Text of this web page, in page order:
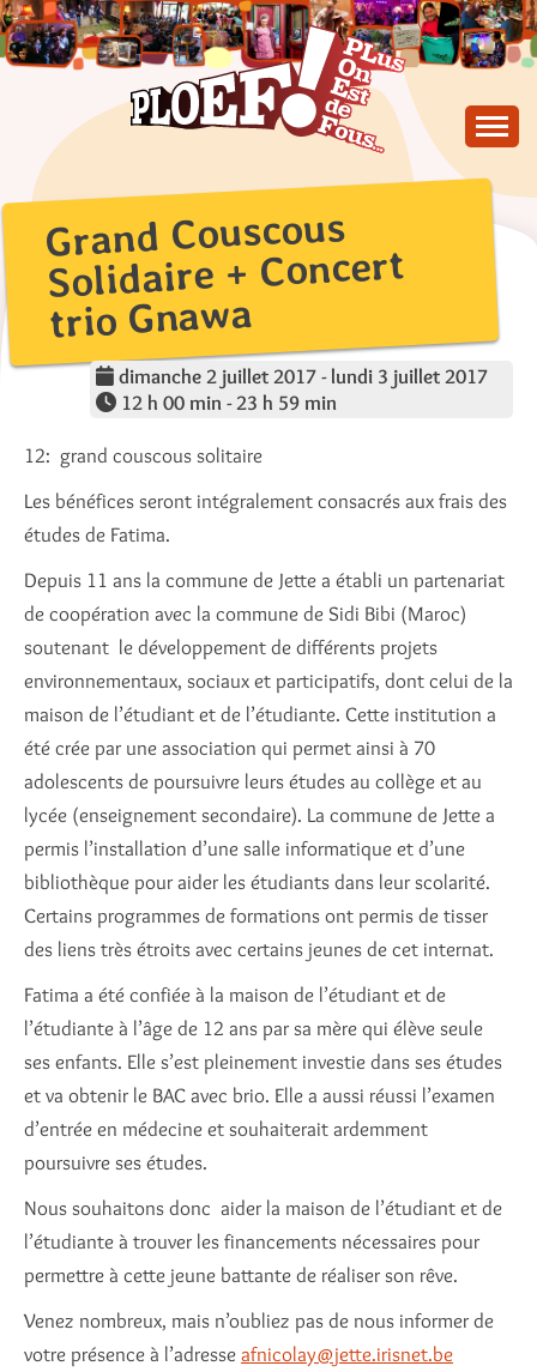
Skip
to
content
PLOEF!
Grand Couscous
Solidaire + Concert
trio Gnawa
dimanche 2 juillet 2017 - lundi 3 juillet 2017
12 h 00 min - 23 h 59 min
12: grand couscous solitaire
Les bénéfices seront intégralement consacrés aux frais des
études de Fatima.
Depuis 11 ans la commune de Jette a établi un partenariat
de coopération avec la commune de Sidi Bibi (Maroc)
soutenant le développement de différents projets
environnementaux, sociaux et participatifs, dont celui de la
maison de l’étudiant et de l’étudiante. Cette institution a
été crée par une association qui permet ainsi à 70
adolescents de poursuivre leurs études au collège et au
lycée (enseignement secondaire). La commune de Jette a
permis l’installation d’une salle informatique et d’une
bibliothèque pour aider les étudiants dans leur scolarité.
Certains programmes de formations ont permis de tisser
des liens très étroits avec certains jeunes de cet internat.
Fatima a été confiée à la maison de l’étudiant et de
l’étudiante à l’âge de 12 ans par sa mère qui élève seule
ses enfants. Elle s’est pleinement investie dans ses études
et va obtenir le BAC avec brio. Elle a aussi réussi l’examen
d’entrée en médecine et souhaiterait ardemment
poursuivre ses études.
Nous souhaitons donc aider la maison de l’étudiant et de
l’étudiante à trouver les financements nécessaires pour
permettre à cette jeune battante de réaliser son rêve.
Venez nombreux, mais n’oubliez pas de nous informer de
votre présence à l’adresse afnicolay@jette.irisnet.be